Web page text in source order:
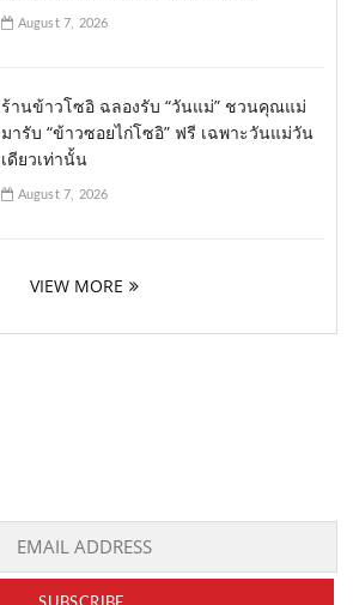
August 7, 2026
ร้านข้าวโซอิ ฉลองรับ “วันแม่” ชวนคุณแม่
มารับ “ข้าวซอยไก่โซอิ” ฟรี เฉพาะวันแม่วัน
เดียวเท่านั้น
August 7, 2026
VIEW MORE